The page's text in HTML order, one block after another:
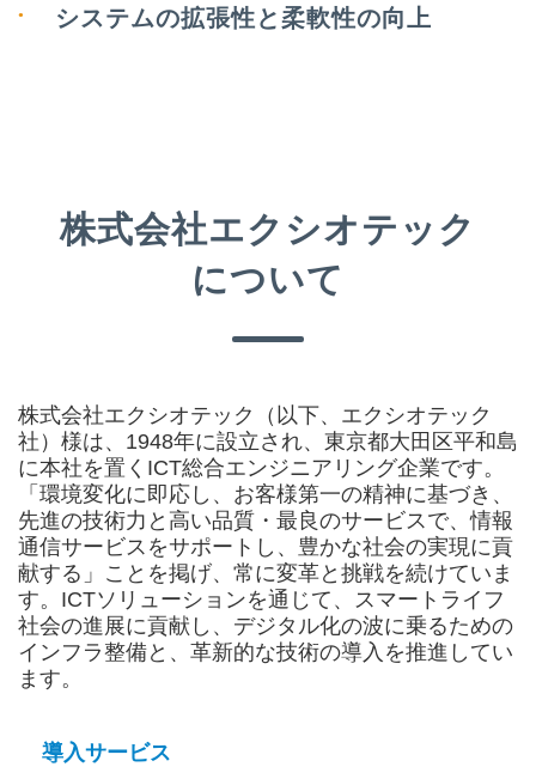
システムの拡張性と柔軟性の向上
株式会社エクシオテック
について
株式会社エクシオテック（以下、エクシオテック
社）様は、1948年に設立され、東京都大田区平和島
に本社を置くICT総合エンジニアリング企業です。
「環境変化に即応し、お客様第一の精神に基づき、
先進の技術力と高い品質・最良のサービスで、情報
通信サービスをサポートし、豊かな社会の実現に貢
献する」ことを掲げ、常に変革と挑戦を続けていま
す。ICTソリューションを通じて、スマートライフ
社会の進展に貢献し、デジタル化の波に乗るための
インフラ整備と、革新的な技術の導入を推進してい
ます。
導入サービス